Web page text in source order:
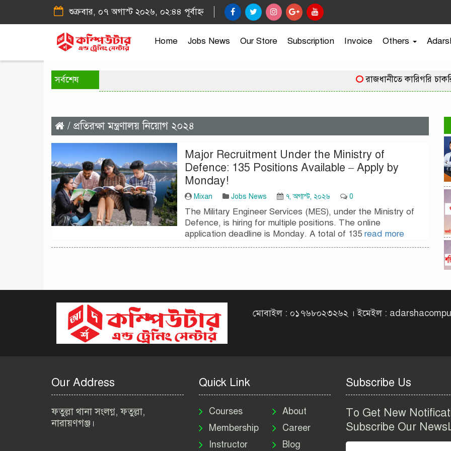
শুক্রবার, ০৭ অগাস্ট ২০২৬, ০২:৪৪ পূর্বাহ্ন
Home Jobs News Our Store Subscription Invoice Others
সর্বশেষ রাজধানীতে কারিগরি
/ প্রতিরক্ষা মন্ত্রণালয় নিয়োগ ২০২৪
Major Recruitment Under the Ministry of
Defence: 135 Positions Available – Apply by
Monday!
Mixan Jobs News ৭, অগাস্ট, ২০২৬ 0
The Military Engineer Services (MES), under the Ministry of
Defence, is hiring for multiple positions. The online
application deadline is Monday. A total of 135 read more
মোবাইল : ০১৭৬৮০২৩২৬২ । ইমেইল :
Our Address
ফতুল্লা থানা সংলগ্ন, ফতুল্লা,
নারায়ণগঞ্জ।
Quick Link
Courses
Membership
Instructor
About
Career
Blog
Subscribe Us
To Get New
Subscribe Our